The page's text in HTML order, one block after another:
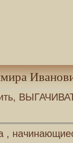
,